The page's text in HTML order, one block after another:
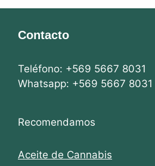
Contacto
Teléfono: +569 5667 8031
Whatsapp: +569 5667 8031
Recomendamos
Aceite de Cannabis